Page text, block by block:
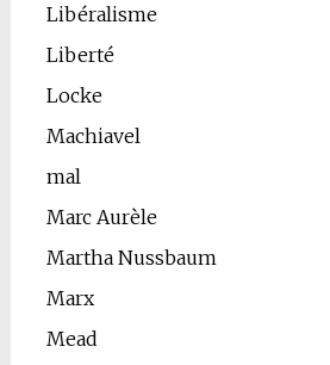
Libéralisme
Liberté
Locke
Machiavel
mal
Marc Aurèle
Martha Nussbaum
Marx
Mead